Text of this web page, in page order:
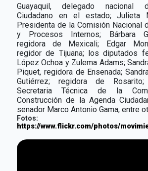
Guayaquil, delegado nacional
Ciudadano en el estado; Julieta
Presidenta de la Comisión Nacional
y Procesos Internos; Bárbara
regidora de Mexicali; Edgar
regidor de Tijuana; los diputados
López Ochoa y Zulema Adams;
Piquet, regidora de Ensenada;
Gutiérrez; regidora de
Secretaria Técnica de la
Construcción de la Agenda
senador Marco Antonio Gama, entre
Fotos:
https://www.flickr.com/photos/